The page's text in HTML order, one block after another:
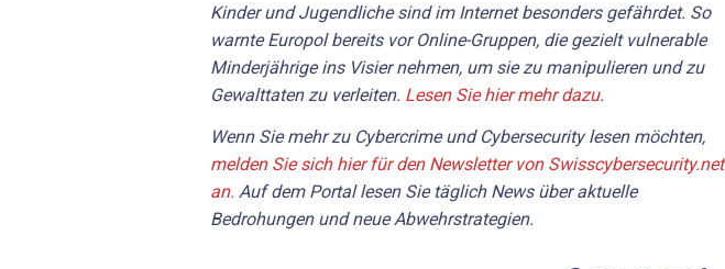
Kinder und Jugendliche sind im Internet besonders gefährdet. So
warnte Europol bereits vor Online-Gruppen, die gezielt vulnerable
Minderjährige ins Visier nehmen, um sie zu manipulieren und zu
Gewalttaten zu verleiten. Lesen Sie hier mehr dazu.
Wenn Sie mehr zu Cybercrime und Cybersecurity lesen möchten,
melden Sie sich hier für den Newsletter von Swisscybersecurity.net
an. Auf dem Portal lesen Sie täglich News über aktuelle
Bedrohungen und neue Abwehrstrategien.